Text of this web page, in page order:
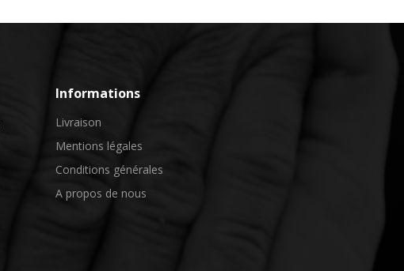
Informations
Livraison
Mentions légales
Conditions générales
A propos de nous